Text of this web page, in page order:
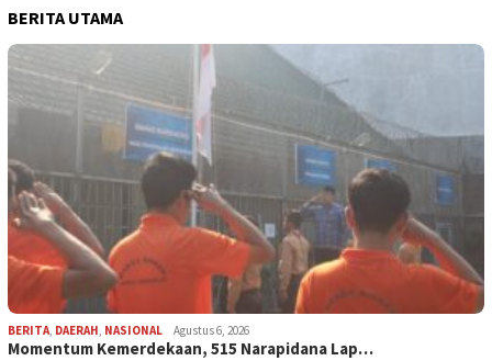
BERITA UTAMA
BERITA, DAERAH, NASIONAL Agustus 6, 2026
Momentum Kemerdekaan, 515 Narapidana Lap…